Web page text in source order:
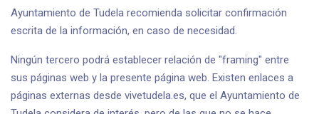
Ayuntamiento de Tudela recomienda solicitar confirmación
escrita de la información, en caso de necesidad.
Ningún tercero podrá establecer relación de "framing" entre
sus páginas web y la presente página web. Existen enlaces a
páginas externas desde vivetudela.es, que el Ayuntamiento de